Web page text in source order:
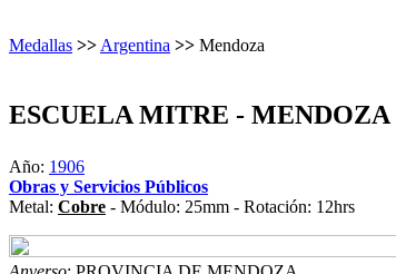
Medallas >> Argentina >> Mendoza
ESCUELA MITRE - MENDOZA
Año: 1906
Obras y Servicios Públicos
Metal: Cobre - Módulo: 25mm - Rotación: 12hrs